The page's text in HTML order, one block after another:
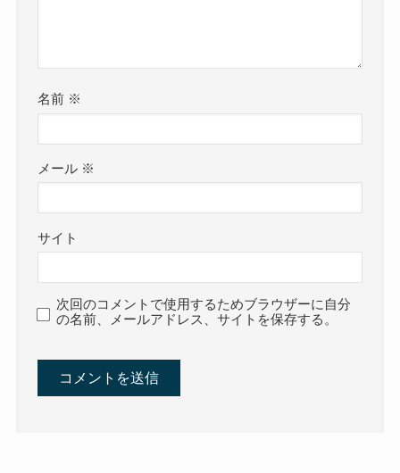
名前 ※
メール ※
サイト
次回のコメントで使用するためブラウザーに自分
の名前、メールアドレス、サイトを保存する。